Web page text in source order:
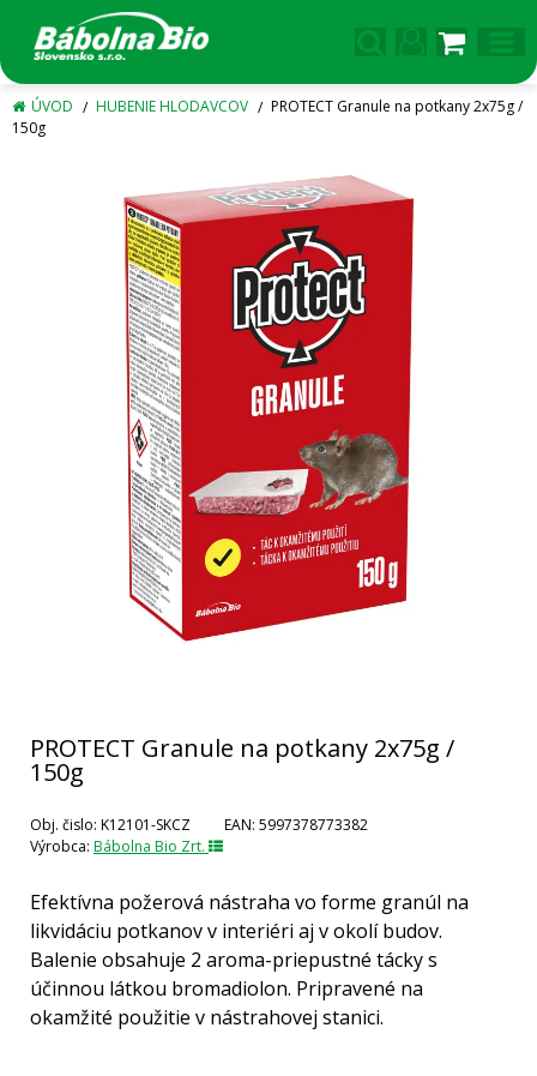
ÚVOD HUBENIE HLODAVCOV
PROTECT Granule na potkany 2x75g /
150g
PROTECT Granule na potkany 2x75g /
150g
Obj. čislo: K12101-SKCZ EAN: 5997378773382
Výrobca: Bábolna Bio Zrt.
Efektívna požerová nástraha vo forme granúl na
likvidáciu potkanov v interiéri aj v okolí budov.
Balenie obsahuje 2 aroma-priepustné tácky s
účinnou látkou bromadiolon. Pripravené na
okamžité použitie v nástrahovej stanici.